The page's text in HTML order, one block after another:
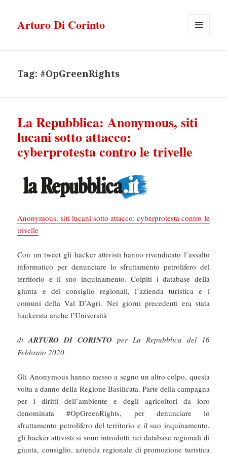
Arturo Di Corinto
Tag: #OpGreenRights
La Repubblica: Anonymous, siti
lucani sotto attacco:
cyberprotesta contro le trivelle
Anonymous, siti lucani sotto attacco: cyberprotesta contro le
trivelle
Con un tweet gli hacker attivisti hanno rivendicato l’assalto
informatico per denunciare lo sfruttamento petrolifero del
territorio e il suo inquinamento. Colpiti i database della
giunta e del consiglio regionali, l’azienda turistica e i
comuni della Val D’Agri. Nei giorni precedenti era stata
hackerata anche l’Università
diARTURO DI CORINTO per La Repubblica del 16
Febbraio 2020
Gli Anonymous hanno messo a segno un altro colpo, questa
volta a danno della Regione Basilicata. Parte della campagna
per i diritti dell’ambiente e degli agricoltori da loro
denominata #OpGreenRights, per denunciare lo
sfruttamento petrolifero del territorio e il suo inquinamento,
gli hacker attivisti si sono introdotti nei database regionali di
giunta, consiglio, azienda regionale di promozione turistica